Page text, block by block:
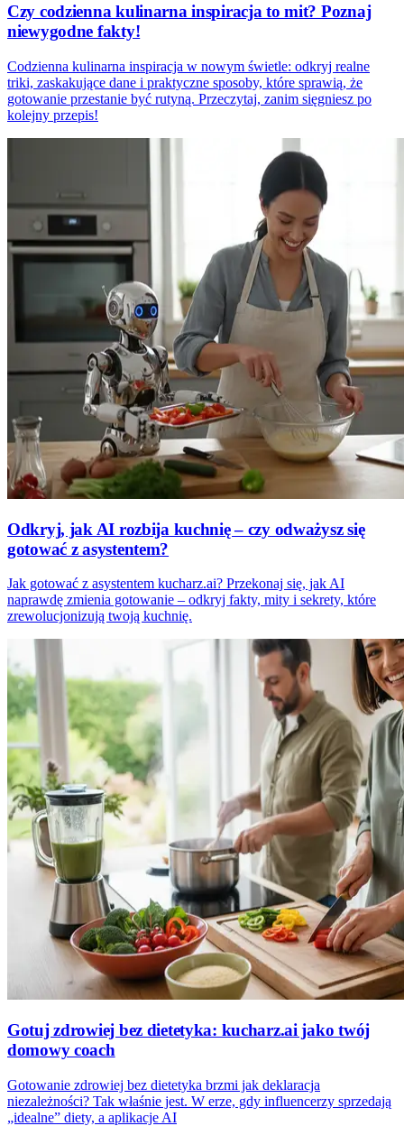
Czy codzienna kulinarna inspiracja to mit? Poznaj
niewygodne fakty!
Codzienna kulinarna inspiracja w nowym świetle: odkryj realne
triki, zaskakujące dane i praktyczne sposoby, które sprawią, że
gotowanie przestanie być rutyną. Przeczytaj, zanim sięgniesz po
kolejny przepis!
Odkryj, jak AI rozbija kuchnię – czy odważysz się
gotować z asystentem?
Jak gotować z asystentem kucharz.ai? Przekonaj się, jak AI
naprawdę zmienia gotowanie – odkryj fakty, mity i sekrety, które
zrewolucjonizują twoją kuchnię.
Gotuj zdrowiej bez dietetyka: kucharz.ai jako twój
domowy coach
Gotowanie zdrowiej bez dietetyka brzmi jak deklaracja
niezależności? Tak właśnie jest. W erze, gdy influencerzy sprzedają
„idealne” diety, a aplikacje AI